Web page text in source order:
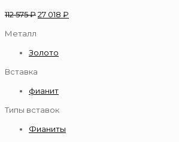
112 575₽27 018 ₽
Металл
Золото
Вставка
фианит
Типы вставок
Фианиты